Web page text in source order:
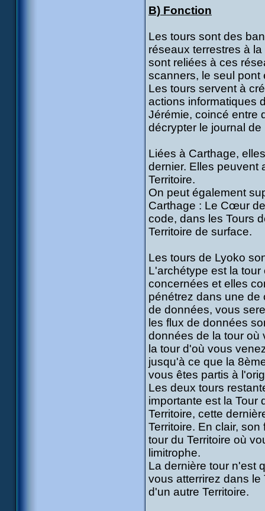
B) Fonction
Les tours sont des
réseaux terrestres à
sont reliées à ces
scanners, le seul pont
Les tours servent à
actions informatiques
Jérémie, coincé entre
décrypter le journal
Liées à Carthage,
dernier. Elles peuvent
Territoire.
On peut également
Carthage : Le Cœur
code, dans les Tours
Territoire de surface.
Les tours de Lyoko
L'archétype est la
concernées et elles
pénétrez dans une de
de données, vous
les flux de données
données de la tour où
la tour d'où vous
jusqu'à ce que la
vous êtes partis à
Les deux tours
importante est la Tour
Territoire, cette
Territoire. En clair,
tour du Territoire où
limitrophe.
La dernière tour n'est
vous atterrirez dans
d'un autre Territoire.